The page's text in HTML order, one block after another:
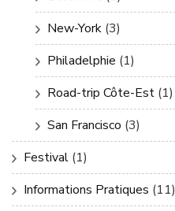
New-York (3)
Philadelphie (1)
Road-trip Côte-Est (1)
San Francisco (3)
Festival (1)
Informations Pratiques (11)